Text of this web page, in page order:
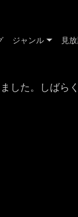
ジャンル 見
した。しばら